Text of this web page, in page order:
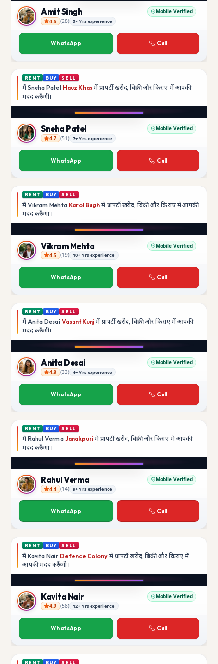
Amit Singh
Amit Singh Mobile Verified
4.6 (28) 5+ Yrs experience
WhatsApp Call
RENT BUY SELL
मैं Sneha Patel Hauz Khas में प्रापर्टी खरीद, बिक्री और किराए में आपकी
मददकरूँगी।
Sneha Patel
Sneha Patel Mobile Verified
4.7 (51) 7+ Yrs experience
WhatsApp Call
RENT BUY SELL
मैं Vikram Mehta Karol Bagh में प्रापर्टी खरीद, बिक्री और किराए में आपकी
मददकरूँगा।
Vikram Mehta
Vikram Mehta Mobile Verified
4.5 (19) 10+ Yrs experience
WhatsApp Call
RENT BUY SELL
मैं Anita Desai Vasant Kunj में प्रापर्टी खरीद, बिक्री और किराए में आपकी
मददकरूँगी।
Anita Desai
Anita Desai Mobile Verified
4.8 (33) 4+ Yrs experience
WhatsApp Call
RENT BUY SELL
मैं Rahul Verma Janakpuri में प्रापर्टी खरीद, बिक्री और किराए में आपकी
मददकरूँगा।
Rahul Verma
Rahul Verma Mobile Verified
4.4 (14) 9+ Yrs experience
WhatsApp Call
RENT BUY SELL
मैं Kavita Nair Defence Colony में प्रापर्टी खरीद, बिक्री और किराए में
आपकी मददकरूँगी।
Kavita Nair
Kavita Nair Mobile Verified
4.9 (58) 12+ Yrs experience
WhatsApp Call
RENT BUY SELL